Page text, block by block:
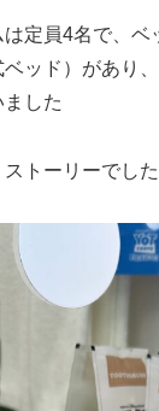
定員4名で、ベ
ッド）があり
した
トーリーでした